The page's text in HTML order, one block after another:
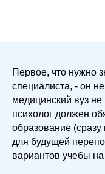
Первое, что нужно
специалиста, - он
медицинский вуз
психолог должен
образование (сразу
для будущей
вариантов учебы